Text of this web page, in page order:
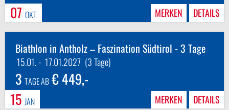
07 OKT MERKEN DETAILS
15 JAN
Biathlon in Antholz – Faszination Südtirol - 3 Tage
15.01.- 17.01.2027 (3 Tage)
3 TAGE AB € 449,-
MERKEN DETAILS